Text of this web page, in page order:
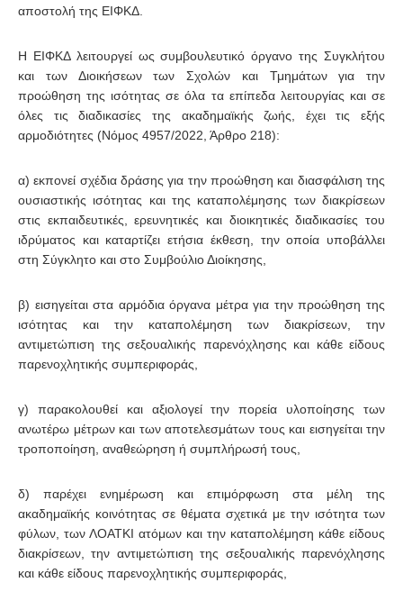
αποστολή της ΕΙΦΚΔ.
Η ΕΙΦΚΔ λειτουργεί ως συμβουλευτικό όργανο της Συγκλήτου
και των Διοικήσεων των Σχολών και Τμημάτων για την
προώθηση της ισότητας σε όλα τα επίπεδα λειτουργίας και σε
όλες τις διαδικασίες της ακαδημαϊκής ζωής, έχει τις εξής
αρμοδιότητες (Νόμος 4957/2022, Άρθρο 218):
α) εκπονεί σχέδια δράσης για την προώθηση και διασφάλιση της
ουσιαστικής ισότητας και της καταπολέμησης των διακρίσεων
στις εκπαιδευτικές, ερευνητικές και διοικητικές διαδικασίες του
ιδρύματος και καταρτίζει ετήσια έκθεση, την οποία υποβάλλει
στη Σύγκλητο και στο Συμβούλιο Διοίκησης,
β) εισηγείται στα αρμόδια όργανα μέτρα για την προώθηση της
ισότητας και την καταπολέμηση των διακρίσεων, την
αντιμετώπιση της σεξουαλικής παρενόχλησης και κάθε είδους
παρενοχλητικής συμπεριφοράς,
γ) παρακολουθεί και αξιολογεί την πορεία υλοποίησης των
ανωτέρω μέτρων και των αποτελεσμάτων τους και εισηγείται την
τροποποίηση, αναθεώρηση ή συμπλήρωσή τους,
δ) παρέχει ενημέρωση και επιμόρφωση στα μέλη της
ακαδημαϊκής κοινότητας σε θέματα σχετικά με την ισότητα των
φύλων, των ΛΟΑΤΚΙ ατόμων και την καταπολέμηση κάθε είδους
διακρίσεων, την αντιμετώπιση της σεξουαλικής παρενόχλησης
και κάθε είδους παρενοχλητικής συμπεριφοράς,